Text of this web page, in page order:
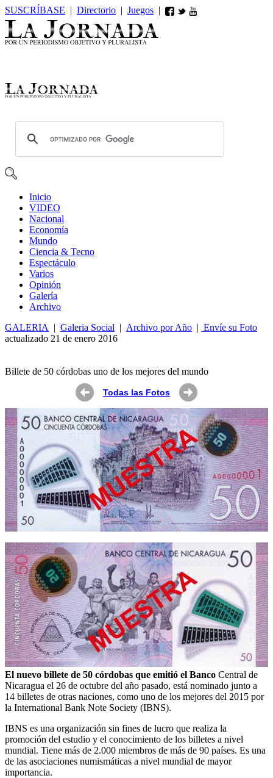
SUSCRÍBASE | Directorio | Juegos |
Inicio
VIDEO
Nacional
Economía
Mundo
Ciencia & Tecno
Espectáculo
Varios
Opinión
Galería
Archivo
GALERIA
| Galeria Social | Archivo por Año | Envíe su Foto
actualizado 21 de enero 2016
Billete de 50 córdobas uno de los mejores del mundo
Todas las Fotos
El nuevo billete de 50 córdobas que emitió el Banco Central de
Nicaragua el 26 de octubre del año pasado, está nominado junto a
14 billetes de otras naciones, como uno de los mejores del 2015 por
la International Bank Note Society (IBNS).
IBNS es una organización sin fines de lucro que realiza la
promoción del estudio y el conocimiento de los billetes a nivel
mundial. Tiene más de 2.000 miembros de más de 90 países. Es una
de las asociaciones numismáticas a nivel mundial de mayor
importancia.